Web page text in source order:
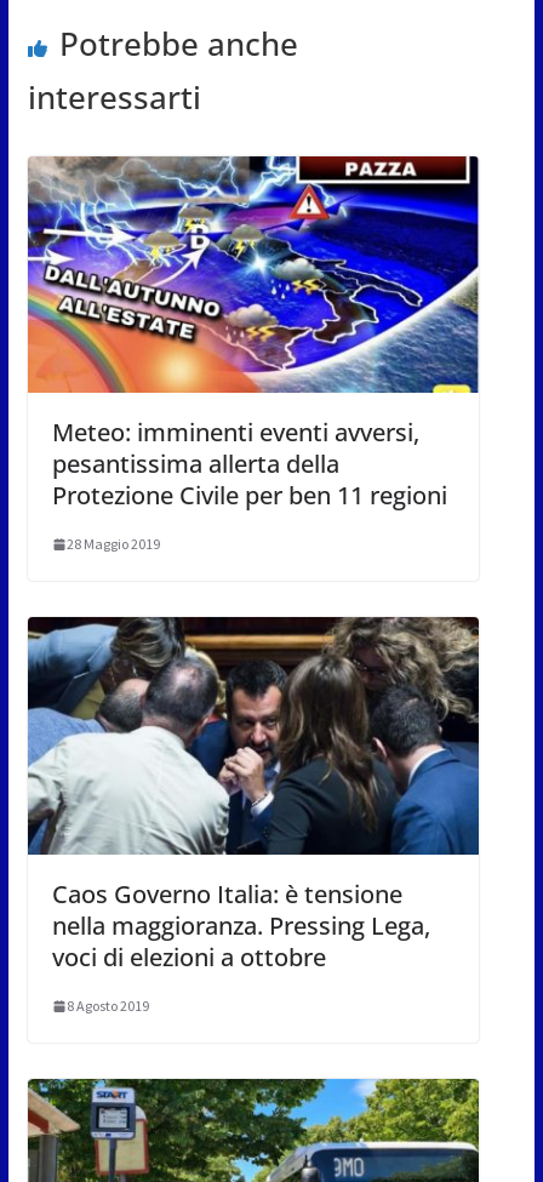
Potrebbe anche
interessarti
Meteo: imminenti eventi avversi,
pesantissima allerta della
Protezione Civile per ben 11 regioni
28 Maggio 2019
Caos Governo Italia: è tensione
nella maggioranza. Pressing Lega,
voci di elezioni a ottobre
8 Agosto 2019